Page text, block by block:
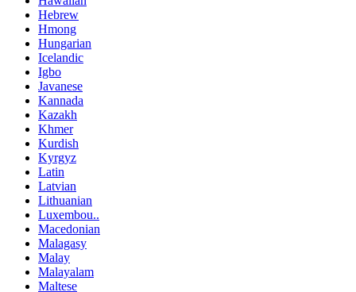
Hebrew
Hmong
Hungarian
Icelandic
Igbo
Javanese
Kannada
Kazakh
Khmer
Kurdish
Kyrgyz
Latin
Latvian
Lithuanian
Luxembou..
Macedonian
Malagasy
Malay
Malayalam
Maltese